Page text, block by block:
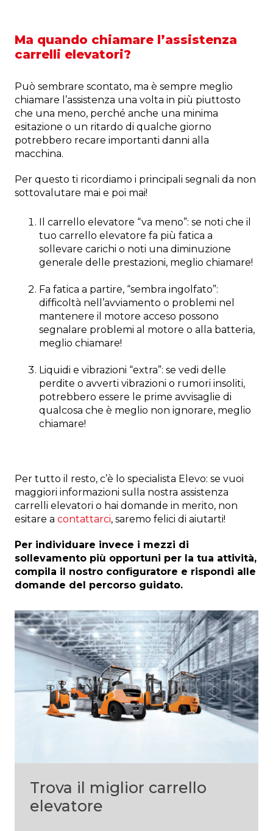
Ma quando chiamare l’assistenza
carrelli elevatori?
Può sembrare scontato, ma è sempre meglio
chiamare l’assistenza una volta in più piuttosto
che una meno, perché anche una minima
esitazione o un ritardo di qualche giorno
potrebbero recare importanti danni alla
macchina.
Per questo ti ricordiamo i principali segnali da non
sottovalutare mai e poi mai!
Il carrello elevatore “va meno”: se noti che il
tuo carrello elevatore fa più fatica a
sollevare carichi o noti una diminuzione
generale delle prestazioni, meglio chiamare!
Fa fatica a partire, “sembra ingolfato”:
difficoltà nell’avviamento o problemi nel
mantenere il motore acceso possono
segnalare problemi al motore o alla batteria,
meglio chiamare!
Liquidi e vibrazioni “extra”: se vedi delle
perdite o avverti vibrazioni o rumori insoliti,
potrebbero essere le prime avvisaglie di
qualcosa che è meglio non ignorare, meglio
chiamare!
Per tutto il resto, c’è lo specialista Elevo: se vuoi
maggiori informazioni sulla nostra assistenza
carrelli elevatori o hai domande in merito, non
esitare a contattarci, saremo felici di aiutarti!
Per individuare invece i mezzi di
sollevamento più opportuni per la tua attività,
compila il nostro configuratore e rispondi alle
domande del percorso guidato.
Trova il miglior carrello
elevatore